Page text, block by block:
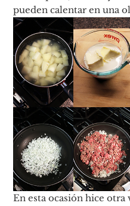
pueden calentar en una
En esta ocasión hice